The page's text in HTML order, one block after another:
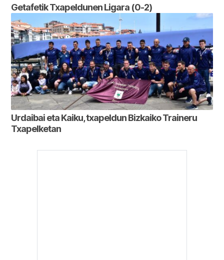
Getafetik Txapeldunen Ligara (0-2)
Urdaibai eta Kaiku, txapeldun Bizkaiko Traineru
Txapelketan